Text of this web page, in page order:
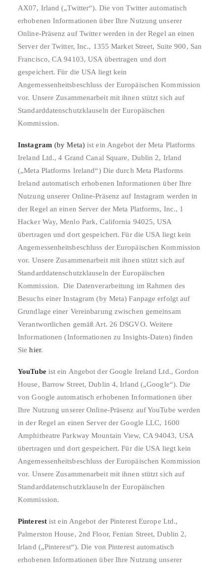
AX07, Irland („Twitter“). Die von Twitter automatisch
erhobenen Informationen über Ihre Nutzung unserer
Online-Präsenz auf Twitter werden in der Regel an einen
Server der Twitter, Inc., 1355 Market Street, Suite 900, San
Francisco, CA 94103, USA übertragen und dort
gespeichert. Für die USA liegt kein
Angemessenheitsbeschluss der Europäischen Kommission
vor. Unsere Zusammenarbeit mit ihnen stützt sich auf
Standarddatenschutzklauseln der Europäischen
Kommission.
Instagram (by Meta)ist ein Angebot der Meta Platforms
Ireland Ltd., 4 Grand Canal Square, Dublin 2, Irland
(„Meta Platforms Ireland“) Die durch Meta Platforms
Ireland automatisch erhobenen Informationen über Ihre
Nutzung unserer Online-Präsenz auf Instagram werden in
der Regel an einen Server der Meta Platforms, Inc., 1
Hacker Way, Menlo Park, California 94025, USA
übertragen und dort gespeichert. Für die USA liegt kein
Angemessenheitsbeschluss der Europäischen Kommission
vor. Unsere Zusammenarbeit mit ihnen stützt sich auf
Standarddatenschutzklauseln der Europäischen
Kommission. Die Datenverarbeitung im Rahmen des
Besuchs einer Instagram (by Meta) Fanpage erfolgt auf
Grundlage einer Vereinbarung zwischen gemeinsam
Verantwortlichen gemäß Art. 26 DSGVO. Weitere
Informationen (Informationen zu Insights-Daten) finden
Siehier.
YouTubeist ein Angebot der Google Ireland Ltd., Gordon
House, Barrow Street, Dublin 4, Irland („Google“). Die
von Google automatisch erhobenen Informationen über
Ihre Nutzung unserer Online-Präsenz auf YouTube werden
in der Regel an einen Server der Google LLC, 1600
Amphitheatre Parkway Mountain View, CA 94043, USA
übertragen und dort gespeichert. Für die USA liegt kein
Angemessenheitsbeschluss der Europäischen Kommission
vor. Unsere Zusammenarbeit mit ihnen stützt sich auf
Standarddatenschutzklauseln der Europäischen
Kommission.
Pinterest ist ein Angebot der Pinterest Europe Ltd.,
Palmerston House, 2nd Floor, Fenian Street, Dublin 2,
Irland („Pinterest“). Die von Pinterest automatisch
erhobenen Informationen über Ihre Nutzung unserer